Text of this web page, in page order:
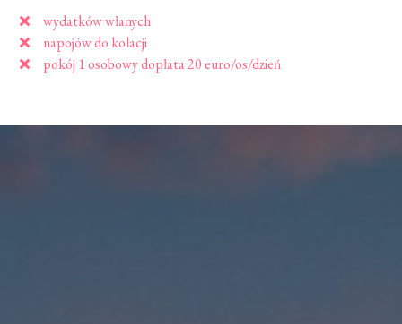
wydatków włanych
napojów do kolacji
pokój 1 osobowy dopłata 20 euro/os/dzień